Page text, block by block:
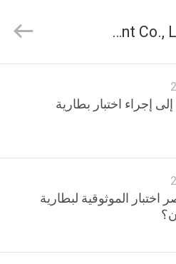
الصين Dongguan Gaoxin Testing Equipment Co., Ltd.， أخبار الشركة
إلى إجراء اختبار بطارية
اختبار الموثوقية لبطارية